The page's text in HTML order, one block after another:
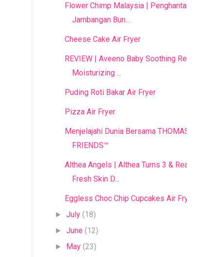
Flower Chimp Malaysia | Penghantaran
Jambangan Bun...
Cheese Cake Air Fryer
REVIEW | Aveeno Baby Soothing Relief
Moisturizing ...
Puding Roti Bakar Air Fryer
Pizza Air Fryer
Menjelajahi Dunia Bersama THOMAS &
FRIENDS™
Althea Angels | Althea Turns 3 & Real
Fresh Skin D...
Eggless Choc Chip Cupcakes Air Fryer
►July (18)
►June (12)
► May (23)